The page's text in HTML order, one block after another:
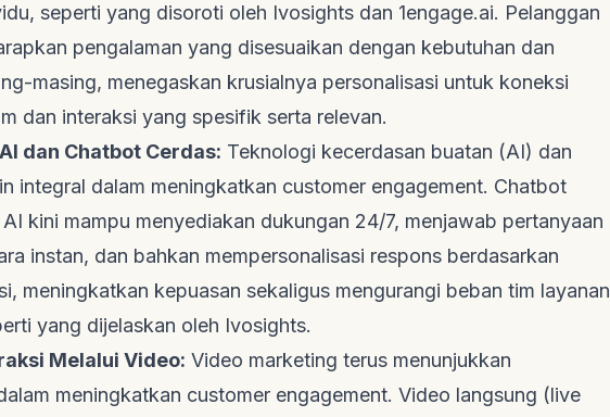
seperti yang disoroti oleh Ivosights dan 1engage.ai. Pelanggan
pengalaman yang disesuaikan dengan kebutuhan dan
masing, menegaskan krusialnya personalisasi untuk koneksi
dan interaksi yang spesifik serta relevan.
dan Chatbot Cerdas: Teknologi kecerdasan buatan (AI) dan
integral dalam meningkatkan customer engagement. Chatbot
kini mampu menyediakan dukungan 24/7, menjawab pertanyaan
instan, dan bahkan mempersonalisasi respons berdasarkan
meningkatkan kepuasan sekaligus mengurangi beban tim layanan
yang dijelaskan oleh Ivosights.
Melalui Video: Video marketing terus menunjukkan
meningkatkan customer engagement. Video langsung (live